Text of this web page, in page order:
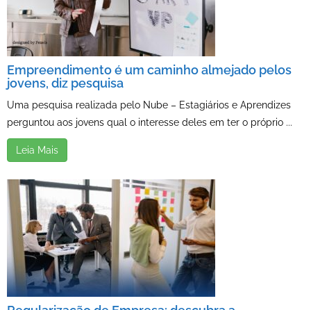
Empreendimento é um caminho almejado pelos
jovens, diz pesquisa
Uma pesquisa realizada pelo Nube – Estagiários e Aprendizes
perguntou aos jovens qual o interesse deles em ter o próprio ...
Leia Mais